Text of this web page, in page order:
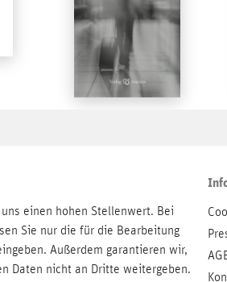
einen hohen Stellenwert. Bei
Sie nur die für die Bearbeitung
Außerdem garantieren wir,
Daten nicht an Dritte weitergeben.